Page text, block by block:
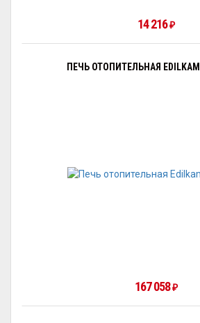
14 216₽
ПЕЧЬ ОТОПИТЕЛЬНАЯ
167 058₽